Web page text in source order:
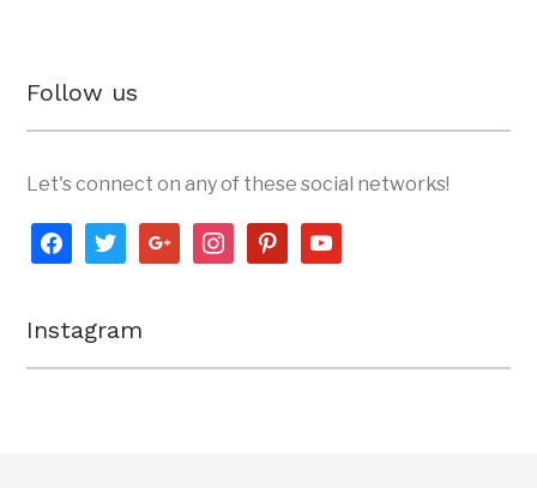
Follow us
Let's connect on any of these social networks!
facebooktwittergoogleinstagrampinterestyoutube
Instagram